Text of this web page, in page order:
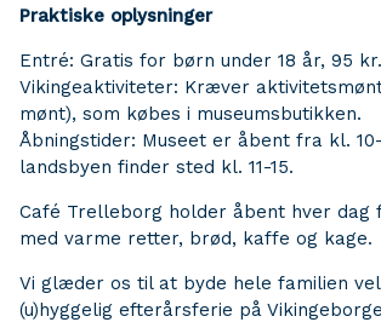
Praktiske oplysninger
Entré: Gratis for børn under 18 år, 95
Vikingeaktiviteter: Kræver
mønt), som købes i museumsbutikken.
Åbningstider: Museet er åbent fra kl.
landsbyen finder sted kl. 11-15.
Café Trelleborg holder åbent hver dag
med varme retter, brød, kaffe og kage.
Vi glæder os til at byde hele familien
(u)hyggelig efterårsferie på